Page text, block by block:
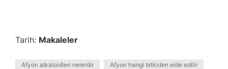
Tarih: Makaleler
Afyon alkaloidleri nelerdir Afyon hangi bitkiden elde edilir